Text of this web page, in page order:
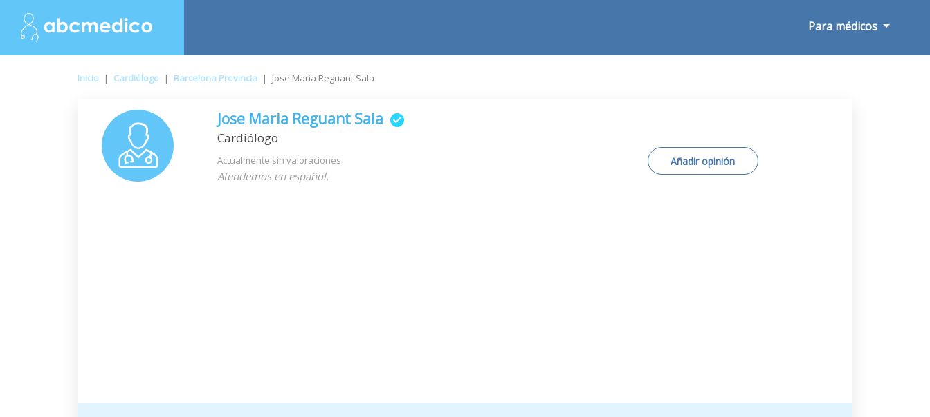
Para médicos
Inicio | Cardiólogo | Barcelona Provincia | Jose Maria Reguant Sala
Jose Maria Reguant Sala
Cardiólogo
Actualmente sin valoraciones
Atendemos en español.
Añadir opinión